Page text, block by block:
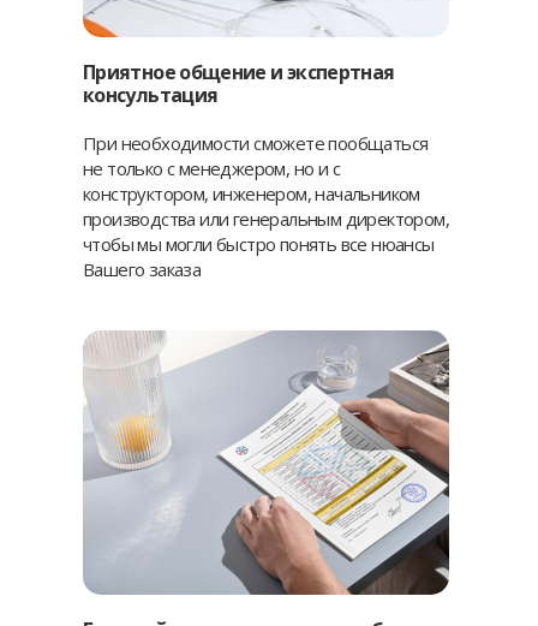
Приятное общение и экспертная
консультация
При необходимости сможете пообщаться
не только с менеджером, но и с
конструктором, инженером, начальником
производства или генеральным директором,
чтобы мы могли быстро понять все нюансы
Вашего заказа